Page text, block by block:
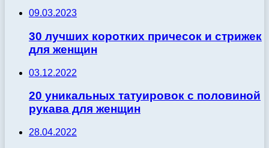
09.03.2023
30 лучших коротких причесок и стрижек
для женщин
03.12.2022
20 уникальных татуировок с половиной
рукава для женщин
28.04.2022